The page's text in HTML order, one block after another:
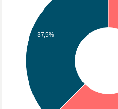
37,5%